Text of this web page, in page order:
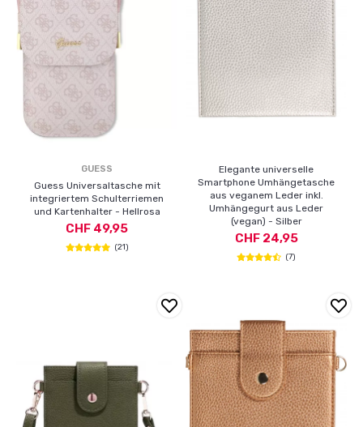
GUESS
Guess Universaltasche mit
integriertem Schulterriemen
und Kartenhalter - Hellrosa
CHF 49,95
(21)
Elegante universelle
Smartphone Umhängetasche
aus veganem Leder inkl.
Umhängegurt aus Leder
(vegan) - Silber
CHF 24,95
(7)